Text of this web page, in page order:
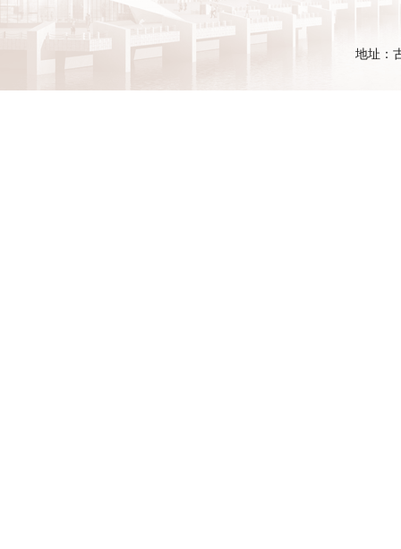
地址：